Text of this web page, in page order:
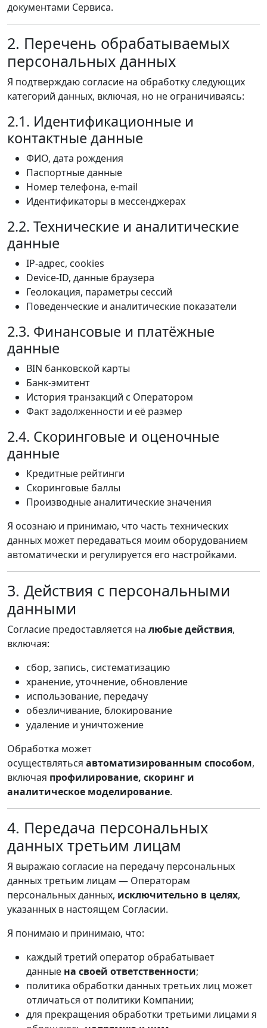
документами Сервиса.
2. Перечень обрабатываемых
персональных данных
Я подтверждаю согласие на обработку следующих
категорий данных, включая, но не ограничиваясь:
2.1. Идентификационные и
контактные данные
ФИО, дата рождения
Паспортные данные
Номер телефона, e-mail
Идентификаторы в мессенджерах
2.2. Технические и аналитические
данные
IP-адрес, cookies
Device-ID, данные браузера
Геолокация, параметры сессий
Поведенческие и аналитические показатели
2.3. Финансовые и платёжные
данные
BIN банковской карты
Банк-эмитент
История транзакций с Оператором
Факт задолженности и её размер
2.4. Скоринговые и оценочные
данные
Кредитные рейтинги
Скоринговые баллы
Производные аналитические значения
Я осознаю и принимаю, что часть технических
данных может передаваться моим оборудованием
автоматически и регулируется его настройками.
3. Действия с персональными
данными
Согласие предоставляется на любые действия,
включая:
сбор, запись, систематизацию
хранение, уточнение, обновление
использование, передачу
обезличивание, блокирование
удаление и уничтожение
Обработка может
осуществляться автоматизированным способом,
включая профилирование, скоринг и
аналитическое моделирование.
4. Передача персональных
данных третьим лицам
Я выражаю согласие на передачу персональных
данных третьим лицам — Операторам
персональных данных, исключительно в целях,
указанных в настоящем Согласии.
Я понимаю и принимаю, что:
каждый третий оператор обрабатывает
данные на своей ответственности;
политика обработки данных третьих лиц может
отличаться от политики Компании;
для прекращения обработки третьими лицами я